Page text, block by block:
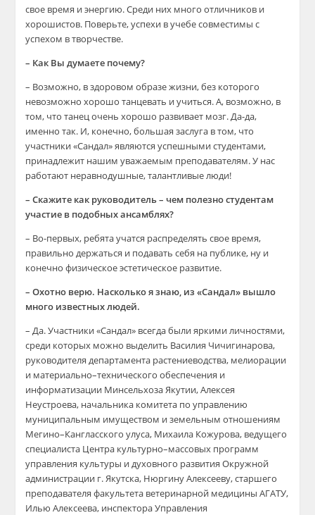
свое время и энергию. Среди них много отличников и
хорошистов. Поверьте, успехи в учебе совместимы с
успехом в творчестве.
– Как Вы думаете почему?
– Возможно, в здоровом образе жизни, без которого
невозможно хорошо танцевать и учиться. А, возможно, в
том, что танец очень хорошо развивает мозг. Да-да,
именно так. И, конечно, большая заслуга в том, что
участники «Сандал» являются успешными студентами,
принадлежит нашим уважаемым преподавателям. У нас
работают неравнодушные, талантливые люди!
– Скажите как руководитель – чем полезно студентам
участие в подобных ансамблях?
– Во-первых, ребята учатся распределять свое время,
правильно держаться и подавать себя на публике, ну и
конечно физическое эстетическое развитие.
– Охотно верю. Насколько я знаю, из «Сандал» вышло
много известных людей.
– Да. Участники «Сандал» всегда были яркими личностями,
среди которых можно выделить Василия Чичигинарова,
руководителя департамента растениеводства, мелиорации
и материально–технического обеспечения и
информатизации Минсельхоза Якутии, Алексея
Неустроева, начальника комитета по управлению
муниципальным имуществом и земельным отношениям
Мегино–Кангласского улуса, Михаила Кожурова, ведущего
специалиста Центра культурно–массовых программ
управления культуры и духовного развития Окружной
администрации г. Якутска, Нюргину Алексееву, старшего
преподавателя факультета ветеринарной медицины АГАТУ,
Илью Алексеева, инспектора Управления